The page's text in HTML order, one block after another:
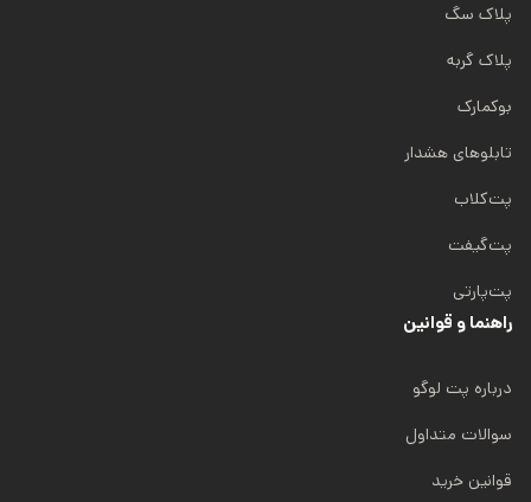
پلاک سگ
پلاک گربه
بوکمارک
تابلوهای هشدار
پت‌کلاب
پت‌گیفت
پت‌پارتی
راهنما و قوانین
درباره پت لوگو
سوالات متداول
قوانین خرید